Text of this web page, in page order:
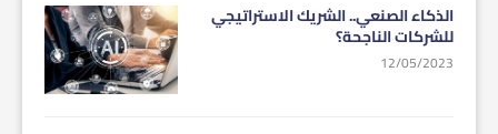
الذكاء الصنعي.. الشريك الاستراتيجي
للشركات الناجحة؟
12/05/2023